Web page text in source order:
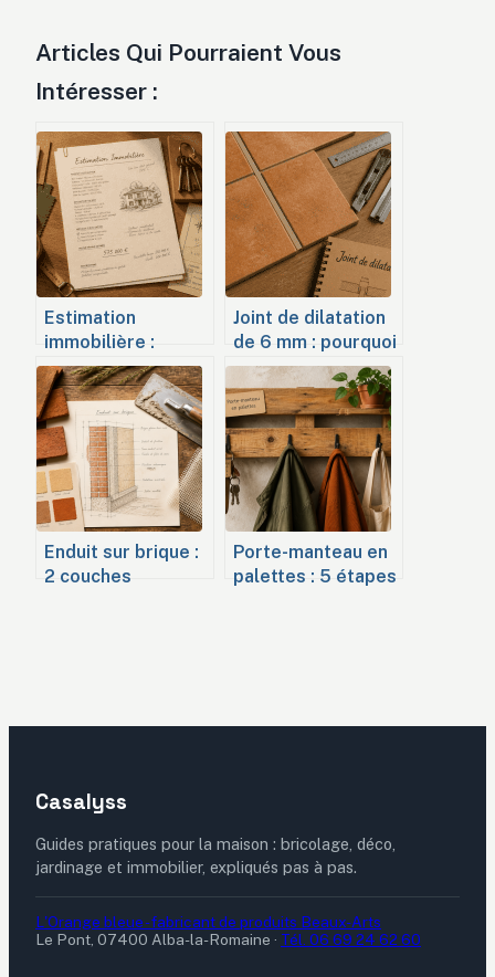
Articles Qui Pourraient Vous
Intéresser :
Estimation
immobilière :
pourquoi votre
simulateur en ligne
vous coûte 10 000
euros
Joint de dilatation
de 6 mm : pourquoi
il est
indispensable pour
protéger votre
carrelage
Enduit sur brique :
2 couches
Porte-manteau en
palettes : 5 étapes
Casalyss
Guides pratiques pour la maison : bricolage, déco,
jardinage et immobilier, expliqués pas à pas.
L'Orange bleue - fabricant de produits Beaux-Arts
Le Pont, 07400 Alba-la-Romaine · Tél. 06 69 24 62 60